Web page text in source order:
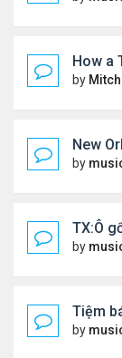
How a
by
New
by
TX:Ô
by
Tiệm
by